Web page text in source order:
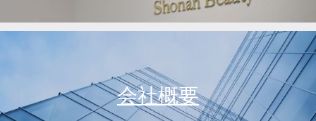
会社概要